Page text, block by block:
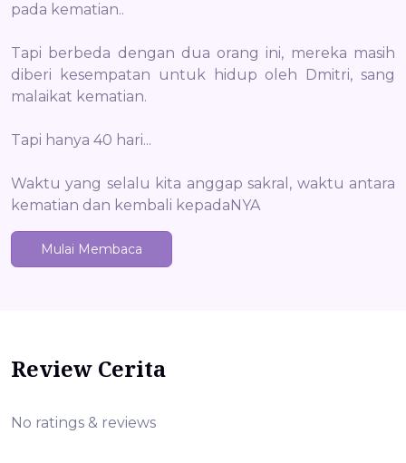
pada kematian..
Tapi berbeda dengan dua orang ini, mereka masih
diberi kesempatan untuk hidup oleh Dmitri, sang
malaikat kematian.
Tapi hanya 40 hari...
Waktu yang selalu kita anggap sakral, waktu antara
kematian dan kembali kepadaNYA
Mulai Membaca
Review Cerita
No ratings & reviews